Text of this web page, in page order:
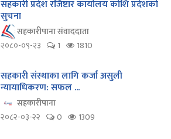
सहकारी प्रदेश रजिष्टार कार्यालय कोशि प्रदेशको
सुचना
सहकारीपाना संवाददाता
२०८०-०९-२३
1 1810
सहकारी संस्थाका लागि कर्जा असुली
न्यायाधिकरण: सफल ...
सहकारीपाना
२०८२-०३-२२
0 1309